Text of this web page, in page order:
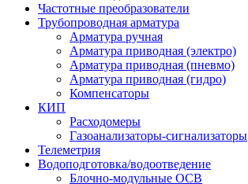
Частотные преобразователи
Трубопроводная арматура
Арматура ручная
Арматура приводная (электро)
Арматура приводная (пневмо)
Арматура приводная (гидро)
Компенсаторы
КИП
Расходомеры
Газоанализаторы-сигнализаторы
Телеметрия
Водоподготовка/водоотведение
Блочно-модульные ОСВ